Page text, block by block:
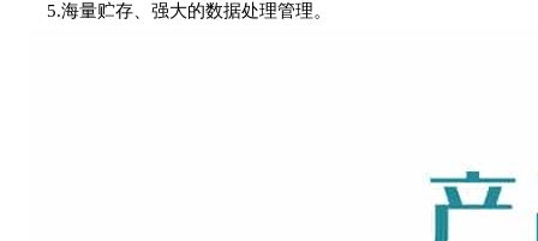
5.海量贮存、强大的数据处理管理。